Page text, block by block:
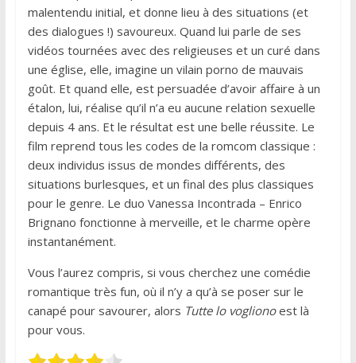
malentendu initial, et donne lieu à des situations (et
des dialogues !) savoureux. Quand lui parle de ses
vidéos tournées avec des religieuses et un curé dans
une église, elle, imagine un vilain porno de mauvais
goût. Et quand elle, est persuadée d’avoir affaire à un
étalon, lui, réalise qu’il n’a eu aucune relation sexuelle
depuis 4 ans. Et le résultat est une belle réussite. Le
film reprend tous les codes de la romcom classique :
deux individus issus de mondes différents, des
situations burlesques, et un final des plus classiques
pour le genre. Le duo Vanessa Incontrada – Enrico
Brignano fonctionne à merveille, et le charme opère
instantanément.
Vous l’aurez compris, si vous cherchez une comédie
romantique très fun, où il n’y a qu’à se poser sur le
canapé pour savourer, alors Tutte lo voglionoest là
pour vous.